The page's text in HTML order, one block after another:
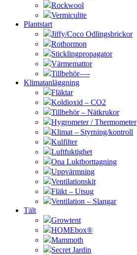
Rockwool
Vermiculite
Plantstart
Jiffy/Coco Odlingsbrickor
Rothormon
Sticklingpropagator
Värmemattor
Tillbehör—-
Klimatanläggning
Fläktar
Koldioxid – CO2
Tillbehör – Nätkrukor
Hygrometer / Thermometer
Klimat – Styrning/kontroll
Kulfilter
Luftfuktighet
Ona Luktborttagning
Uppvärmning
Ventilationskit
Fläkt – Utsug
Ventilation – Slangar
Tält
Growtent
HOMEbox®
Mammoth
Secret Jardin